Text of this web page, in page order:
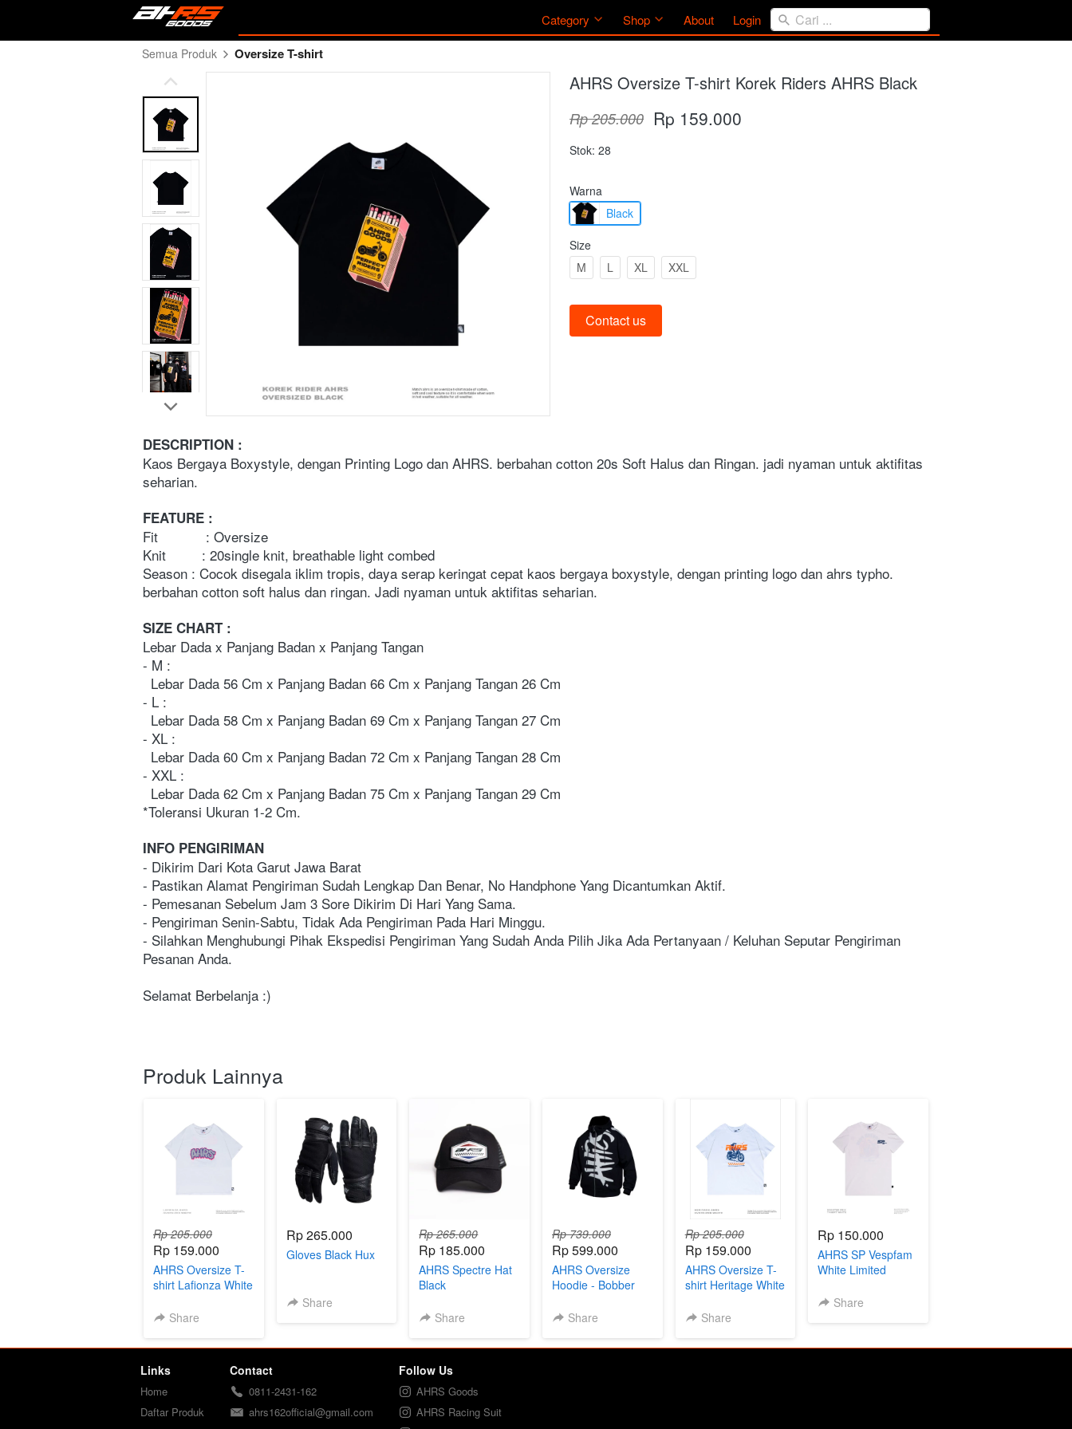
Category Shop About Login Cari ...
Category Shop About Login Cari ...
Semua Produk Oversize T-shirt
AHRS Oversize T-shirt Korek Riders AHRS Black
Rp 205.000 Rp 159.000
Stok: 28
Warna
Black
Size
M
L XL XXL
`
Contact us
DESCRIPTION :
Kaos Bergaya Boxystyle, dengan Printing Logo dan AHRS. berbahan cotton 20s Soft Halus dan Ringan. jadi nyaman untuk aktifitas
seharian.
FEATURE :
Fit            : Oversize
Knit         : 20single knit, breathable light combed
Season : Cocok disegala iklim tropis, daya serap keringat cepat kaos bergaya boxystyle, dengan printing logo dan ahrs typho.
berbahan cotton soft halus dan ringan. Jadi nyaman untuk aktifitas seharian.
SIZE CHART :
Lebar Dada x Panjang Badan x Panjang Tangan
- M :
  Lebar Dada 56 Cm x Panjang Badan 66 Cm x Panjang Tangan 26 Cm
- L :
  Lebar Dada 58 Cm x Panjang Badan 69 Cm x Panjang Tangan 27 Cm
- XL :
  Lebar Dada 60 Cm x Panjang Badan 72 Cm x Panjang Tangan 28 Cm
- XXL :
  Lebar Dada 62 Cm x Panjang Badan 75 Cm x Panjang Tangan 29 Cm
*Toleransi Ukuran 1-2 Cm.
INFO PENGIRIMAN
- Dikirim Dari Kota Garut Jawa Barat
- Pastikan Alamat Pengiriman Sudah Lengkap Dan Benar, No Handphone Yang Dicantumkan Aktif.
- Pemesanan Sebelum Jam 3 Sore Dikirim Di Hari Yang Sama.
- Pengiriman Senin-Sabtu, Tidak Ada Pengiriman Pada Hari Minggu.
- Silahkan Menghubungi Pihak Ekspedisi Pengiriman Yang Sudah Anda Pilih Jika Ada Pertanyaan / Keluhan Seputar Pengiriman
Pesanan Anda.
Selamat Berbelanja :)
Produk Lainnya
Rp 205.000
Rp 159.000
AHRS Oversize T-
shirt Lafionza White
Share
Rp 265.000
Gloves Black Hux
Share
Rp 265.000
Rp 185.000
AHRS Spectre Hat
Black
Share
Rp 739.000
Rp 599.000
AHRS Oversize
Hoodie - Bobber
BlackShare
Rp 205.000
Rp 159.000
AHRS Oversize T-
shirt Heritage White
Share
Rp 150.000
AHRS SP Vespfam
White Limited
Share
Links
Home
Daftar Produk
Contact
0811-2431-162
ahrs162official@gmail.com
Follow Us
AHRS Goods
AHRS Racing Suit